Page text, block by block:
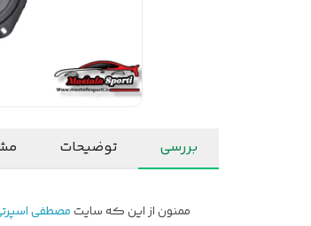
بررسی توضیحات
ممنون از این که سایتمصطفی